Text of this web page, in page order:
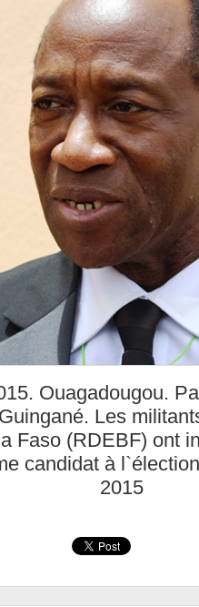
Ouagadougou.
Les
Faso (RDEBF) ont
candidat à
2015